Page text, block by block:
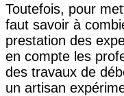
Toutefois, pour
faut savoir à
prestation des
en compte les
des travaux de
un artisan